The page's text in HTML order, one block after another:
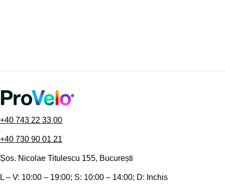
+40 743 22 33 00
+40 730 90 01 21
Șos. Nicolae Titulescu 155, București
L – V: 10:00 – 19:00; S: 10:00 – 14:00; D: Inchis